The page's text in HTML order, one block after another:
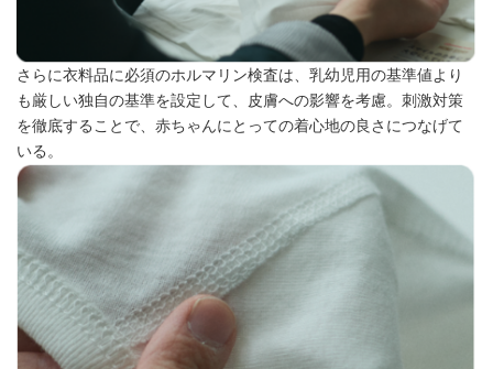
さらに衣料品に必須のホルマリン検査は、乳幼児用の基準値より
も厳しい独自の基準を設定して、皮膚への影響を考慮。刺激対策
を徹底することで、赤ちゃんにとっての着心地の良さにつなげて
いる。